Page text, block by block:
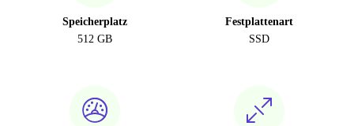
Speicherplatz
512 GB
Festplattenart
SSD